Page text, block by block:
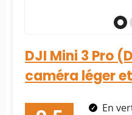
DJI Mini 3 Pro
caméra léger
En